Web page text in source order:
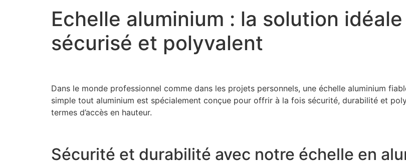
Echelle aluminium : la solution
sécurisé et polyvalent
Dans le monde professionnel comme dans les projets personnels, une échelle aluminium
simple tout aluminium est spécialement conçue pour offrir à la fois sécurité, durabilité et
termes d’accès en hauteur.
Sécurité et durabilité avec notre échelle en